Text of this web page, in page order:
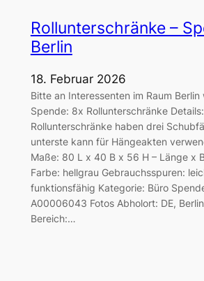
Rollunterschränke –
Berlin
18. Februar 2026
Bitte an Interessenten im Raum Berlin
Spende: 8x Rollunterschränke
Rollunterschränke haben drei
unterste kann für Hängeakten
Maße: 80 L x 40 B x 56 H – Länge x
Farbe: hellgrau Gebrauchsspuren:
funktionsfähig Kategorie: Büro
A00006043 Fotos Abholort: DE,
Bereich:…